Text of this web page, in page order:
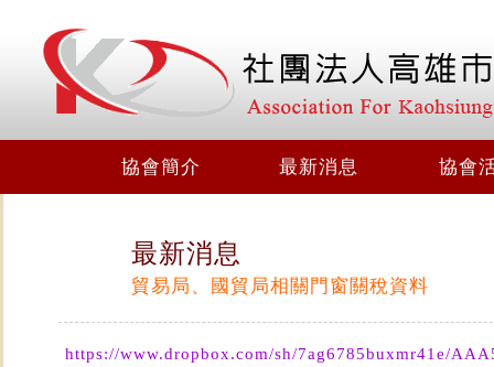
協會簡介 最新消息 協會
最新消息
貿易局、國貿局相關門窗關稅資料
https://www.dropbox.com/sh/7ag6785buxmr41e/